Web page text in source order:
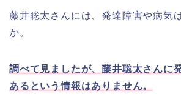
藤井聡太さんには、発達障害や病気
か。
調べて見ましたが、藤井聡太さんに
あるという情報はありません。